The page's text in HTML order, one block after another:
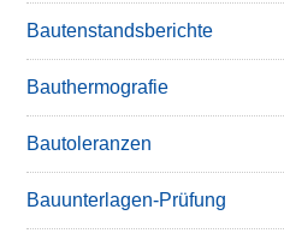
Bautenstandsberichte
Bauthermografie
Bautoleranzen
Bauunterlagen-Prüfung